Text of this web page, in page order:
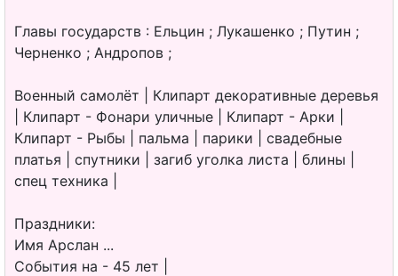
Главы государств : Ельцин ; Лукашенко ; Путин ;
Черненко ; Андропов ;
Военный самолёт | Клипарт декоративные деревья
| Клипарт - Фонари уличные | Клипарт - Арки |
Клипарт - Рыбы | пальма | парики | свадебные
платья | спутники | загиб уголка листа | блины |
спец техника |
Праздники:
Имя Арслан ...
События на - 45 лет |